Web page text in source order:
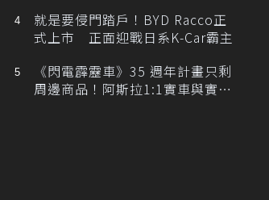
就是要侵門踏戶！BYD Racco正
式上市 正面迎戰日系K-Car霸主
《閃電霹靂車》35 週年計畫只剩
周邊商品！阿斯拉1:1實車與實體